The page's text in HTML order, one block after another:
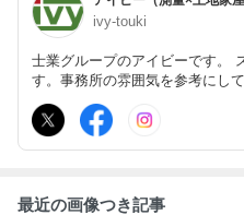
ivy-touki
士業グループのアイビーです。
す。事務所の雰囲気を参考にして
最近の画像つき記事